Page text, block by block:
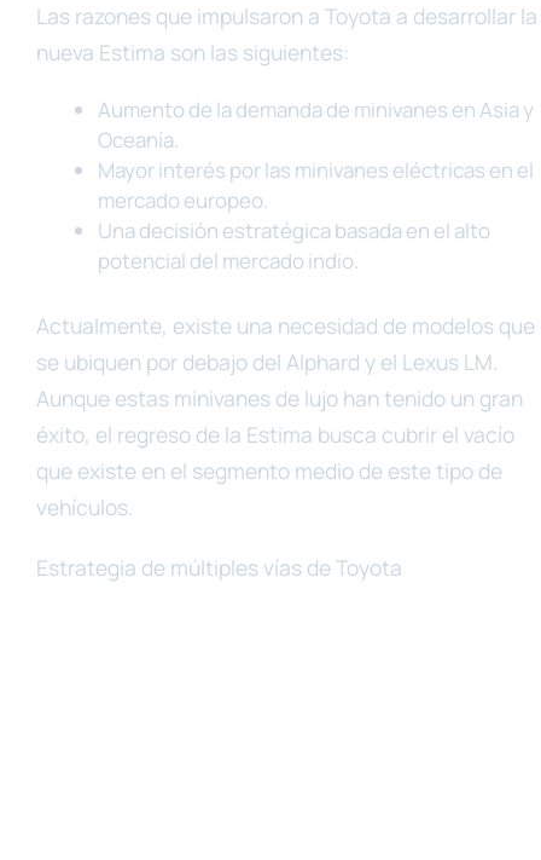
Las razones que impulsaron a Toyota a desarrollar la
nueva Estima son las siguientes:
Aumento de la demanda de minivanes en Asia y
Oceanía.
Mayor interés por las minivanes eléctricas en el
mercado europeo.
Una decisión estratégica basada en el alto
potencial del mercado indio.
Actualmente, existe una necesidad de modelos que
se ubiquen por debajo del Alphard y el Lexus LM.
Aunque estas minivanes de lujo han tenido un gran
éxito, el regreso de la Estima busca cubrir el vacío
que existe en el segmento medio de este tipo de
vehículos.
Estrategia de múltiples vías de Toyota